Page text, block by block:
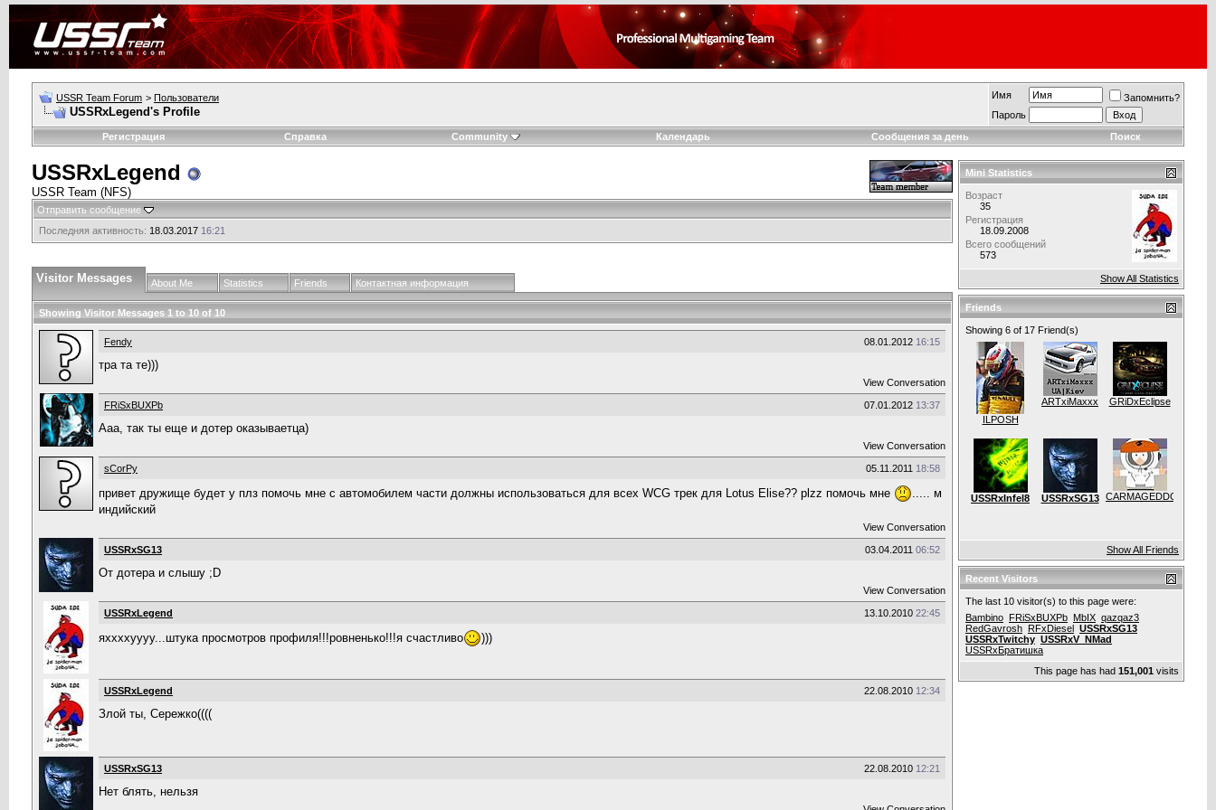
USSR Team Forum > Пользователи
USSRxLegend's Profile
Имя
Запомнить?
Пароль
Регистрация
Справка Community Календарь Сообщения за день Поиск
USSRxLegend
USSR Team (NFS)
Отправить сообщение
Последняя активность: 18.03.2017 16:21
Visitor Messages About Me Statistics Friends Контактная информация
Showing Visitor Messages 1 to 10 of 10
08.01.2012 16:15
Fendy
тра та те)))
View Conversation
07.01.2012 13:37
FRiSxBUXPb
Ааа, так ты еще и дотер оказываетца)
View Conversation
05.11.2011 18:58
sCorPy
привет дружище будет у плз помочь мне с автомобилем части должны использоваться для всех WCG трек для Lotus Elise?? plzz помочь мне
..... м
индийский
View Conversation
03.04.2011 06:52
USSRxSG13
От дотера и слышу ;D
View Conversation
13.10.2010 22:45
USSRxLegend
яххххуууу...штука просмотров профиля!!!ровненько!!!я счастливо )))
22.08.2010 12:34
USSRxLegend
Злой ты, Сережко((((
22.08.2010 12:21
USSRxSG13
Нет блять, нельзя
Mini Statistics
Возраст
35
Регистрация
18.09.2008
Всего сообщений
573
Show All Statistics
Friends
Showing 6 of 17 Friend(s)
ILPOSH
ARTxiMaxxx GRiDxEclipse
USSRxInfel8 USSRxSG13 СARMAGEDDON
Show All Friends
Recent Visitors
The last 10 visitor(s) to this page were:
Bambino FRiSxBUXPb MbIX qazqaz3
RedGavrosh RFxDiesel USSRxSG13
USSRxTwitchy USSRxV_NMad
USSRxБратишка
This page has had 151,001 visits